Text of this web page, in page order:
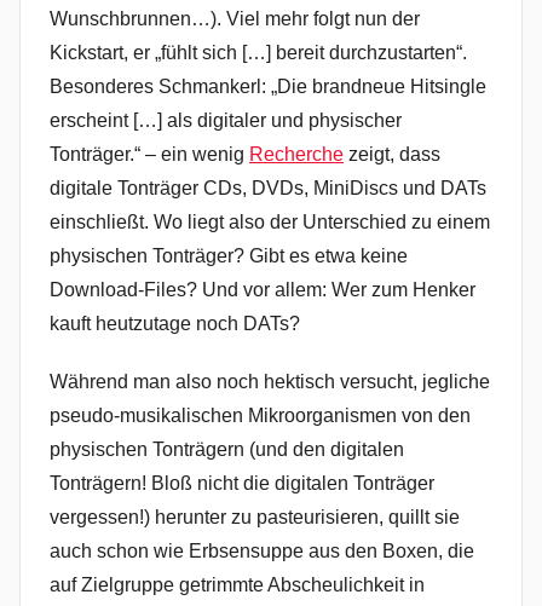
Wunschbrunnen…). Viel mehr folgt nun der
Kickstart, er „fühlt sich […] bereit durchzustarten“.
Besonderes Schmankerl: „Die brandneue Hitsingle
erscheint […] als digitaler und physischer
Tonträger.“ – ein wenig Recherche zeigt, dass
digitale Tonträger CDs, DVDs, MiniDiscs und DATs
einschließt. Wo liegt also der Unterschied zu einem
physischen Tonträger? Gibt es etwa keine
Download-Files? Und vor allem: Wer zum Henker
kauft heutzutage noch DATs?
Während man also noch hektisch versucht, jegliche
pseudo-musikalischen Mikroorganismen von den
physischen Tonträgern (und den digitalen
Tonträgern! Bloß nicht die digitalen Tonträger
vergessen!) herunter zu pasteurisieren, quillt sie
auch schon wie Erbsensuppe aus den Boxen, die
auf Zielgruppe getrimmte Abscheulichkeit in